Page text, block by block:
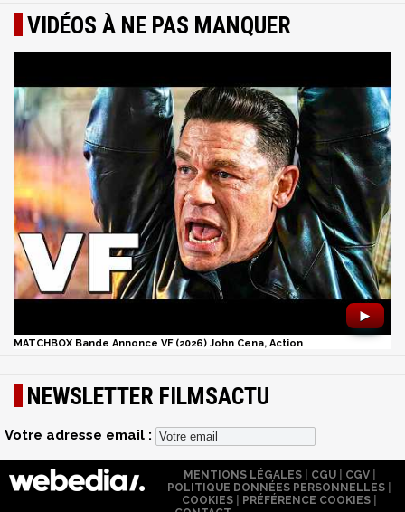
VIDÉOS À NE PAS MANQUER
►
MATCHBOX Bande Annonce VF (2026) John Cena, Action
NEWSLETTER FILMSACTU
Votre adresse email :
MENTIONS LÉGALES| CGU| CGV|
POLITIQUE DONNÉES PERSONNELLES
COOKIES
PRÉFÉRENCE COOKIES